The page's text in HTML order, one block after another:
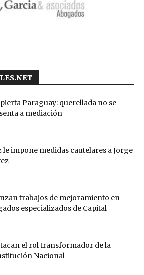
Paraguay: querellada no se
a mediación
le impone medidas cautelares a Jorge
trabajos de mejoramiento en
especializados de Capital
el rol transformador de la
Nacional